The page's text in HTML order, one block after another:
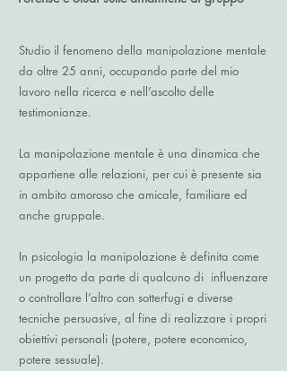
Studio il fenomeno della manipolazione mentale
da oltre 25 anni, occupando parte del mio
lavoro nella ricerca e nell’ascolto delle
testimonianze.
La manipolazione mentale è una dinamica che
appartiene alle relazioni, per cui è presente sia
in ambito amoroso che amicale, familiare ed
anche gruppale.
In psicologia la manipolazione è definita come
un progetto da parte di qualcuno di influenzare
o controllare l’altro con sotterfugi e diverse
tecniche persuasive, al fine di realizzare i propri
obiettivi personali (potere, potere economico,
potere sessuale).